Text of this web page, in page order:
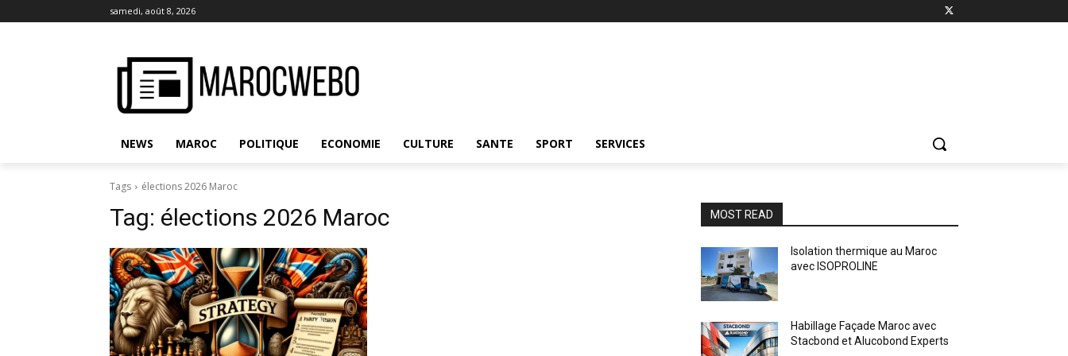
samedi, août 8, 2026
NEWS MAROC POLITIQUE ECONOMIE CULTURE SANTE SPORT SERVICES
Tags élections 2026 Maroc
Tag: élections 2026 Maroc MOST READ
Isolation thermique au Maroc
avec ISOPROLINE
Habillage Façade Maroc avec
Stacbond et Alucobond Experts